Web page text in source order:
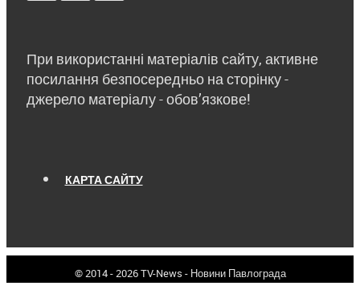
При використанні матеріалів сайту, активне
посилання безпосередньо на сторінку -
джерело матеріалу - обов’язкове!
КАРТА САЙТУ
© 2014 - 2026 TV-News - Новини Павлограда